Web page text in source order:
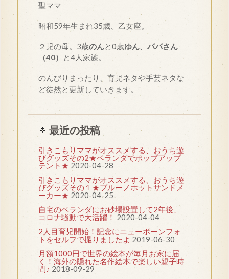
聖ママ
昭和59年生まれ35歳、乙女座。
２児の母。3歳のんと0歳ゆん
パパさん
（40）
と4人家族。
のんびりまったり、育児ネタや手芸ネタな
ど徒然と更新していきます。
最近の投稿
引きこもりママがオススメする、おうち遊
びグッズその2★ベランダでポップアップ
テント★ 2020-04-28
引きこもりママがオススメする、おうち遊
びグッズその１★ブルーノホットサンドメ
ーカー★ 2020-04-25
自宅のベランダにお砂場設置して2年後、
コロナ騒動で大活躍！ 2020-04-04
2人目育児開始！記念にニューボーンフォ
トをセルフで撮りましたよ 2019-06-30
月額1000円で世界の絵本が毎月お家に届
く！海外の隠れた名作絵本で楽しい親子時
間♪ 2018-09-29